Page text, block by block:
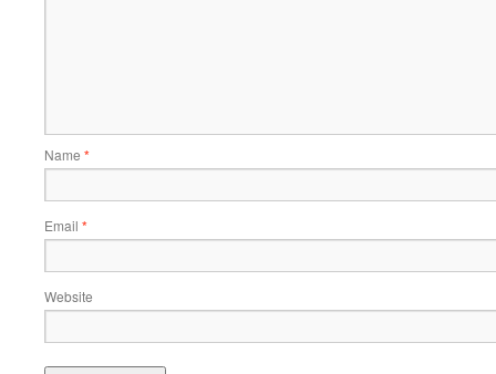
Name *
Email *
Website